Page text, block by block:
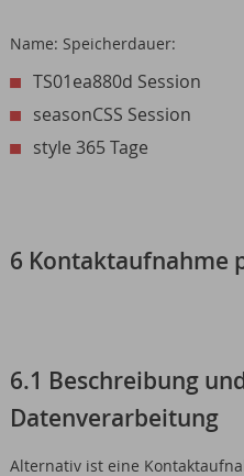
Name: Speicherdauer:
TS01ea880d Session
seasonCSS Session
style 365 Tage
6 Kontaktaufnahme
6.1 Beschreibung
Datenverarbeitung
Alternativ ist eine